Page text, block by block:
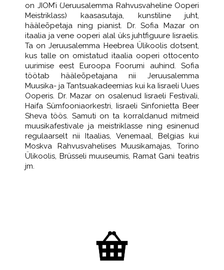
on JIOM’i (Jeruusalemma Rahvusvaheline Ooperi
Meistriklass) kaasasutaja, kunstiline juht,
hääleõpetaja ning pianist. Dr. Sofia Mazar on
itaalia ja vene ooperi alal üks juhtfiguure Iisraelis.
Ta on Jeruusalemma Heebrea Ülikoolis dotsent,
kus talle on omistatud itaalia ooperi ottocento
uurimise eest Euroopa Foorumi auhind. Sofia
töötab hääleõpetajana nii Jeruusalemma
Muusika- ja Tantsuakadeemias kui ka Iisraeli Uues
Ooperis. Dr. Mazar on osalenud Iisraeli Festivali,
Haifa Sümfooniaorkestri, Iisraeli Sinfonietta Beer
Sheva töös. Samuti on ta korraldanud mitmeid
muusikafestivale ja meistriklasse ning esinenud
regulaarselt nii Itaalias, Venemaal, Belgias kui
Moskva Rahvusvahelises Muusikamajas, Torino
Ülikoolis, Brüsseli muuseumis, Ramat Gani teatris
jm.
